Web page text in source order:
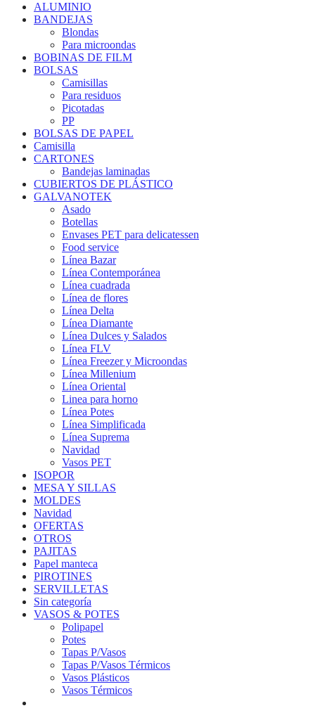
ALUMINIO
BANDEJAS
Blondas
Para microondas
BOBINAS DE FILM
BOLSAS
Camisillas
Para residuos
Picotadas
PP
BOLSAS DE PAPEL
Camisilla
CARTONES
Bandejas laminadas
CUBIERTOS DE PLÁSTICO
GALVANOTEK
Asado
Botellas
Envases PET para delicatessen
Food service
Línea Bazar
Línea Contemporánea
Línea cuadrada
Línea de flores
Línea Delta
Línea Diamante
Línea Dulces y Salados
Línea FLV
Línea Freezer y Microondas
Línea Millenium
Línea Oriental
Linea para horno
Línea Potes
Línea Simplificada
Línea Suprema
Navidad
Vasos PET
ISOPOR
MESA Y SILLAS
MOLDES
Navidad
OFERTAS
OTROS
PAJITAS
Papel manteca
PIROTINES
SERVILLETAS
Sin categoría
VASOS & POTES
Polipapel
Potes
Tapas P/Vasos
Tapas P/Vasos Térmicos
Vasos Plásticos
Vasos Térmicos